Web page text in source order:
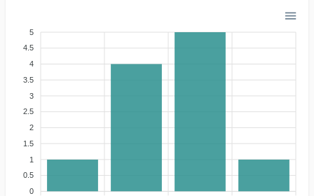
5
4.5
4
3.5
3
2.5
2
1.5
1
0.5
0